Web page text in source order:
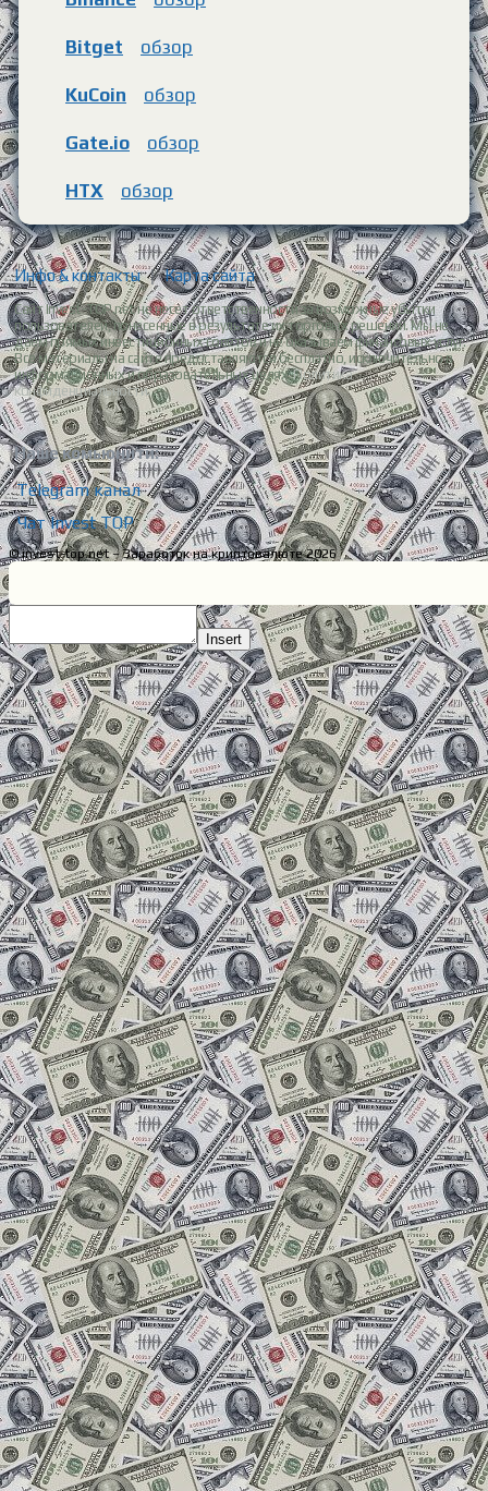
Bitget обзор
KuCoin обзор
Gate.io обзор
HTX обзор
Инфо & контакты | Карта сайта
Сайт Invest-TOP.net не несет ответственности за возможные убытки
пользователей, понесенные в результате их торговых решений. Мы не
даем прямых инвестиционных советов и не оказываем финансовых услуг.
Все материалы на сайте предоставляются бесплатно, исключительно в
информационных и образовательных целях.Политика
конфиденциальности.
Наше комьюнити:
Telegram канал
Чат Invest TOP
© invest-top.net – Заработок на криптовалюте 2026
Insert